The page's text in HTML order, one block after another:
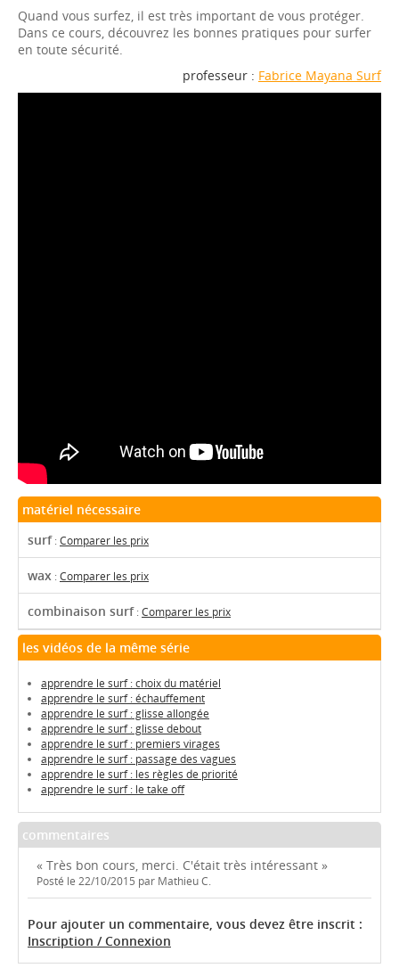
Quand vous surfez, il est très important de vous protéger.
Dans ce cours, découvrez les bonnes pratiques pour surfer
en toute sécurité.
professeur : Fabrice Mayana Surf
matériel nécessaire
surf:Comparer les prix
wax :Comparer les prix
combinaison surf:Comparer les prix
les vidéos de la même série
apprendre le surf : choix du matériel
apprendre le surf : échauffement
apprendre le surf : glisse allongée
apprendre le surf : glisse debout
apprendre le surf : premiers virages
apprendre le surf : passage des vagues
apprendre le surf : les règles de priorité
apprendre le surf : le take off
commentaires
« Très bon cours, merci. C'était très intéressant »
Posté le 22/10/2015 par Mathieu C.
Pour ajouter un commentaire, vous devez être inscrit :
Inscription / Connexion